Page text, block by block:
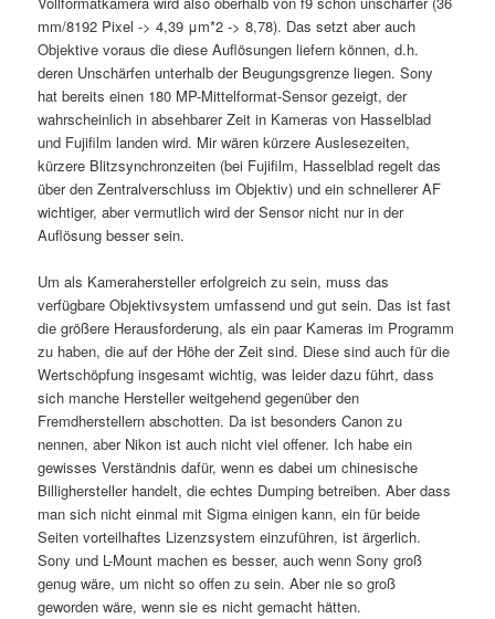
mm/8192 Pixel -> 4,39 μm*2 -> 8,78). Das setzt aber auch
Objektive voraus die diese Auflösungen liefern können, d.h.
deren Unschärfen unterhalb der Beugungsgrenze liegen. Sony
hat bereits einen 180 MP-Mittelformat-Sensor gezeigt, der
wahrscheinlich in absehbarer Zeit in Kameras von Hasselblad
und Fujifilm landen wird. Mir wären kürzere Auslesezeiten,
kürzere Blitzsynchronzeiten (bei Fujifilm, Hasselblad regelt das
über den Zentralverschluss im Objektiv) und ein schnellerer AF
wichtiger, aber vermutlich wird der Sensor nicht nur in der
Auflösung besser sein.
Um als Kamerahersteller erfolgreich zu sein, muss das
verfügbare Objektivsystem umfassend und gut sein. Das ist fast
die größere Herausforderung, als ein paar Kameras im Programm
zu haben, die auf der Höhe der Zeit sind. Diese sind auch für die
Wertschöpfung insgesamt wichtig, was leider dazu führt, dass
sich manche Hersteller weitgehend gegenüber den
Fremdherstellern abschotten. Da ist besonders Canon zu
nennen, aber Nikon ist auch nicht viel offener. Ich habe ein
gewisses Verständnis dafür, wenn es dabei um chinesische
Billighersteller handelt, die echtes Dumping betreiben. Aber dass
man sich nicht einmal mit Sigma einigen kann, ein für beide
Seiten vorteilhaftes Lizenzsystem einzuführen, ist ärgerlich.
Sony und L-Mount machen es besser, auch wenn Sony groß
genug wäre, um nicht so offen zu sein. Aber nie so groß
geworden wäre, wenn sie es nicht gemacht hätten.